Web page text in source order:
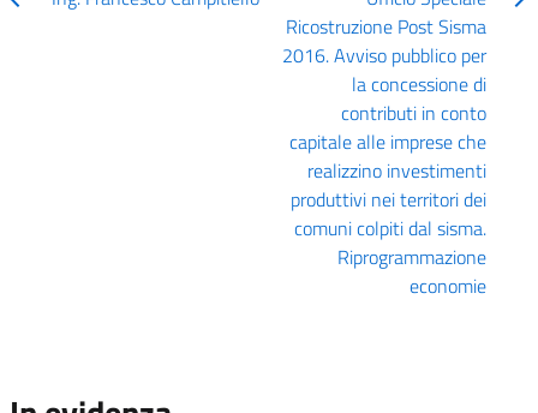
Ricostruzione Post Sisma
2016. Avviso pubblico per
la concessione di
contributi in conto
capitale alle imprese che
realizzino investimenti
produttivi nei territori dei
comuni colpiti dal sisma.
Riprogrammazione
economie